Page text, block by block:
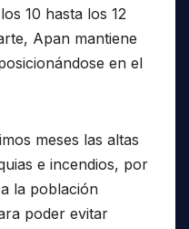
10 hasta los 12
Apan mantiene
en el
meses las altas
e incendios, por
la población
poder evitar